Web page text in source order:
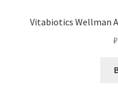
Vitabiotics Wellman
₽